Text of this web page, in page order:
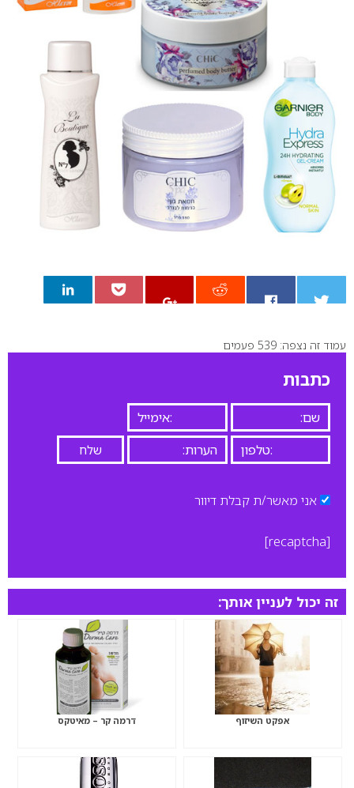
0
עמוד זה נצפה: 539 פעמים
כתבות
אני מאשר/ת קבלת דיוור
[recaptcha]
זה יכול לעניין אותך:
אפקט השיזוף דרמה קר – מאיטקס